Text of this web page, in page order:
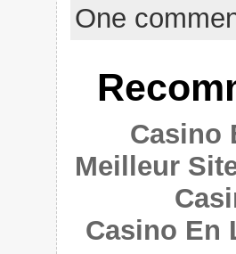
One
Casino
Meilleur
Casino En